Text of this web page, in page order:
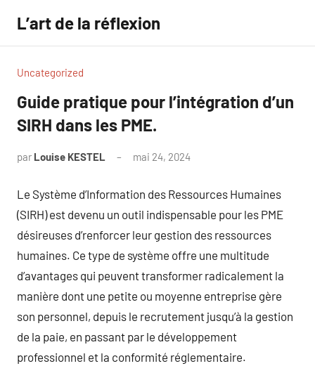
contenu
L’art de la réflexion
Uncategorized
Guide pratique pour l’intégration d’un
SIRH dans les PME.
par Louise KESTEL mai 24, 2024
Le Système d’Information des Ressources Humaines
(SIRH) est devenu un outil indispensable pour les PME
désireuses d’renforcer leur gestion des ressources
humaines. Ce type de système offre une multitude
d’avantages qui peuvent transformer radicalement la
manière dont une petite ou moyenne entreprise gère
son personnel, depuis le recrutement jusqu’à la gestion
de la paie, en passant par le développement
professionnel et la conformité réglementaire.